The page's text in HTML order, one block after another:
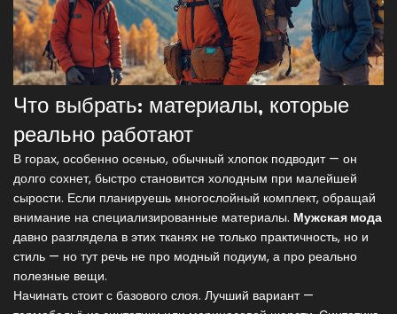
Что выбрать: материалы, которые
реально работают
В горах, особенно осенью, обычный хлопок подводит — он
долго сохнет, быстро становится холодным при малейшей
сырости. Если планируешь многослойный комплект, обращай
внимание на специализированные материалы. Мужская мода
давно разглядела в этих тканях не только практичность, но и
стиль — но тут речь не про модный подиум, а про реально
полезные вещи.
Начинать стоит с базового слоя. Лучший вариант —